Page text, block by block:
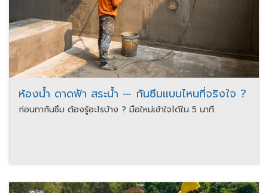
ห้องน้ำ ดาดฟ้า สระน้ำ — กันซึมแบบไหนที่จริงใจ ?
ก่อนทากันซึม ต้องรู้อะไรบ้าง ? มือใหม่เข้าใจได้ใน 5 นาที